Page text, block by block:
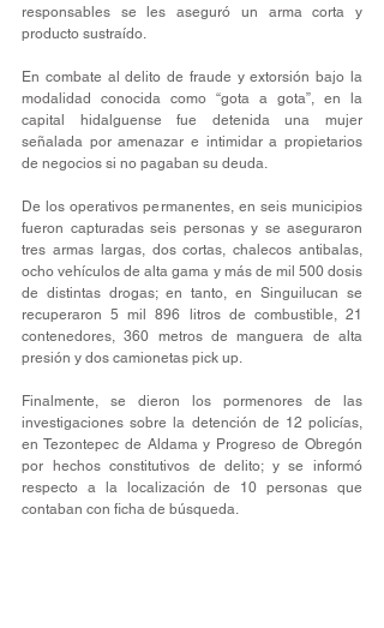
responsables se les aseguró un arma corta y
producto sustraído.
En combate al delito de fraude y extorsión bajo la
modalidad conocida como “gota a gota”, en la
capital hidalguense fue detenida una mujer
señalada por amenazar e intimidar a propietarios
de negocios si no pagaban su deuda.
De los operativos permanentes, en seis municipios
fueron capturadas seis personas y se aseguraron
tres armas largas, dos cortas, chalecos antibalas,
ocho vehículos de alta gama y más de mil 500 dosis
de distintas drogas; en tanto, en Singuilucan se
recuperaron 5 mil 896 litros de combustible, 21
contenedores, 360 metros de manguera de alta
presión y dos camionetas pick up.
Finalmente, se dieron los pormenores de las
investigaciones sobre la detención de 12 policías,
en Tezontepec de Aldama y Progreso de Obregón
por hechos constitutivos de delito; y se informó
respecto a la localización de 10 personas que
contaban con ficha de búsqueda.